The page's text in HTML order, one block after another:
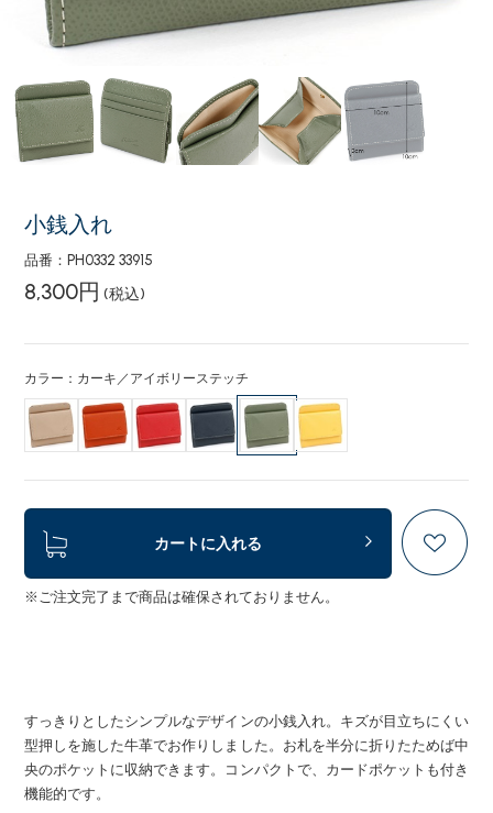
小銭入れ
品番：PH0332 33915
8,300円 (税込)
カラー：カーキ／アイボリーステッチ
カートに入れる
※ご注文完了まで商品は確保されておりません。
すっきりとしたシンプルなデザインの小銭入れ。キズが目立ちにくい
型押しを施した牛革でお作りしました。お札を半分に折りたためば中
央のポケットに収納できます。コンパクトで、カードポケットも付き
機能的です。